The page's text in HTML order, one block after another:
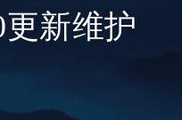
更新维护